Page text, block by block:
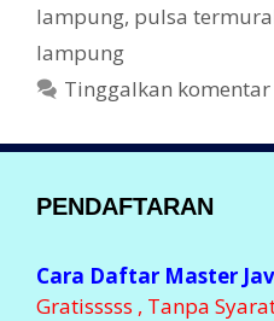
lampung, pulsa
lampung
Tinggalkan komentar
PENDAFTARAN
Cara Daftar Master
Gratisssss , Tanpa